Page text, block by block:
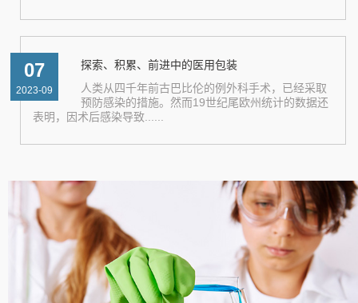
07
2023-09
探索、积累、前进中的医用包装
人类从四千年前古巴比伦的例外科手术，已经采取
预防感染的措施。然而19世纪尾欧州统计的数据还
表明，因术后感染导致......